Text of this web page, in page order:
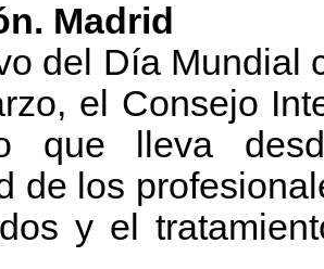
Madrid
del Día Mundial
el Consejo
que lleva
de los
y el